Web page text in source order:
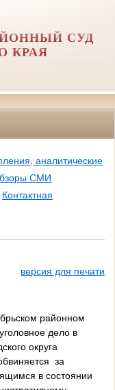
СУД
КРАЯ
аналитические
СМИ
Контактная
версия для печати
районном
дело в
округа
за
в состоянии